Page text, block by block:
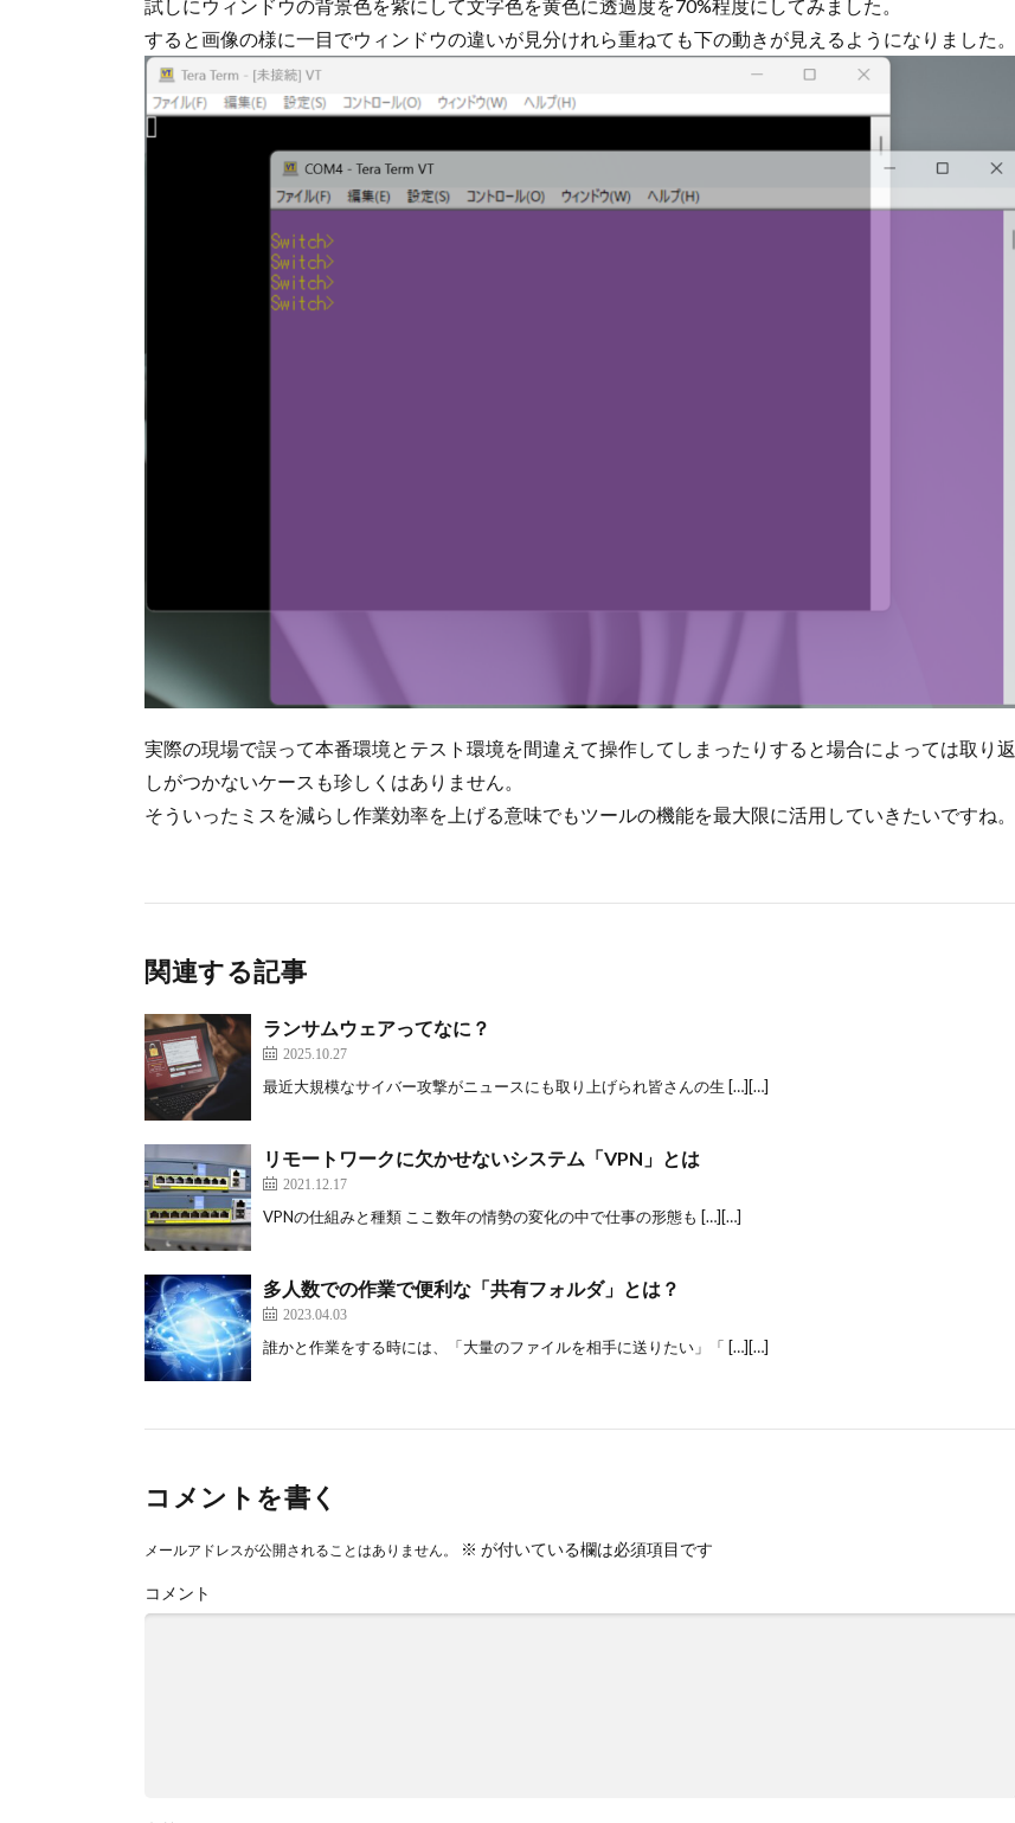
試しにウィンドウの背景色を紫にして文字色を黄色に透過度を70%程度にしてみました。
すると画像の様に一目でウィンドウの違いが見分けれら重ねても下の動きが見えるようになりました。
実際の現場で誤って本番環境とテスト環境を間違えて操作してしまったりすると場合によっては取り返
しがつかないケースも珍しくはありません。
そういったミスを減らし作業効率を上げる意味でもツールの機能を最大限に活用していきたいですね。
関連する記事
ランサムウェアってなに？
2025.10.27
最近大規模なサイバー攻撃がニュースにも取り上げられ皆さんの生 […][…]
リモートワークに欠かせないシステム「VPN」とは
2021.12.17
VPNの仕組みと種類 ここ数年の情勢の変化の中で仕事の形態も […][…]
多人数での作業で便利な「共有フォルダ」とは？
2023.04.03
誰かと作業をする時には、「大量のファイルを相手に送りたい」「 […][…]
コメントを書く
メールアドレスが公開されることはありません。 ※ が付いている欄は必須項目です
コメント